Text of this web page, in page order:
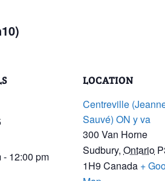
- 12:00 pm
LOCATION
Centreville
Sauvé) ON y va
300 Van Horne
Sudbury, Ontario
1H9 Canada +